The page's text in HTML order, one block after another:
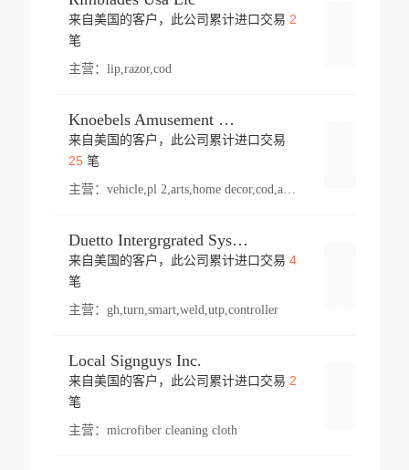
来自美国的客户，此公司累计进口交易 2
笔
主营： lip,razor,cod
Knoebels Amusement Resort
来自美国的客户，此公司累计进口交易
25笔
主营： vehicle,pl 2,arts,home decor,cod,amusement ride,sea
Duetto Intergrgrated Systems Inc.
来自美国的客户，此公司累计进口交易 4
笔
主营： gh,turn,smart,weld,utp,controller
Local Signguys Inc.
来自美国的客户，此公司累计进口交易 2
笔
主营： microfiber cleaning cloth